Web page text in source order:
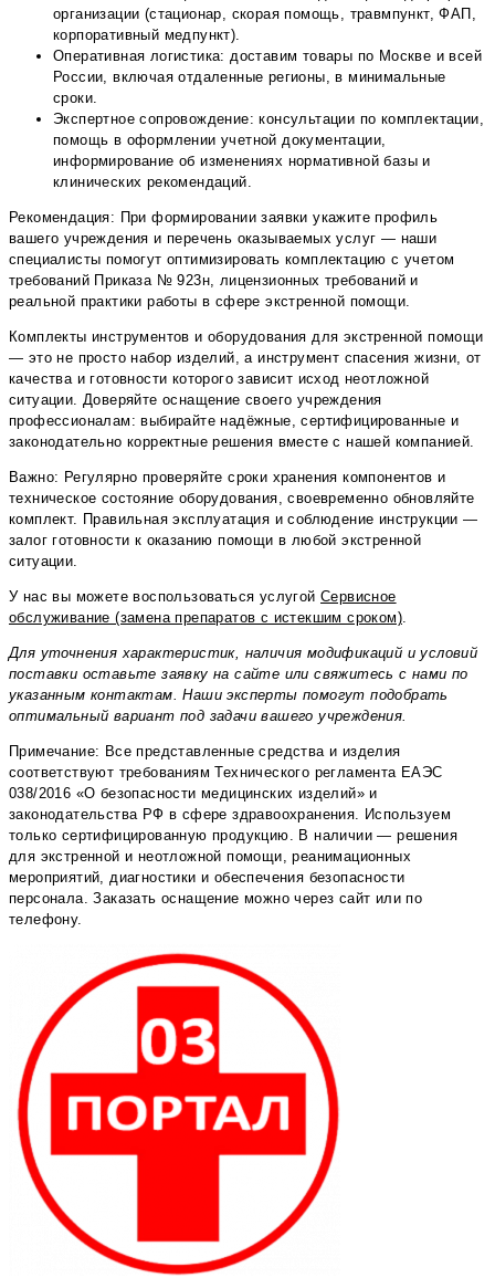
организации (стационар, скорая помощь, травмпункт, ФАП,
корпоративный медпункт).
Оперативная логистика: доставим товары по Москве и всей
России, включая отдаленные регионы, в минимальные
сроки.
Экспертное сопровождение: консультации по комплектации,
помощь в оформлении учетной документации,
информирование об изменениях нормативной базы и
клинических рекомендаций.
Рекомендация: При формировании заявки укажите профиль
вашего учреждения и перечень оказываемых услуг — наши
специалисты помогут оптимизировать комплектацию с учетом
требований Приказа № 923н, лицензионных требований и
реальной практики работы в сфере экстренной помощи.
Комплекты инструментов и оборудования для экстренной помощи
— это не просто набор изделий, а инструмент спасения жизни, от
качества и готовности которого зависит исход неотложной
ситуации. Доверяйте оснащение своего учреждения
профессионалам: выбирайте надёжные, сертифицированные и
законодательно корректные решения вместе с нашей компанией.
Важно: Регулярно проверяйте сроки хранения компонентов и
техническое состояние оборудования, своевременно обновляйте
комплект. Правильная эксплуатация и соблюдение инструкции —
залог готовности к оказанию помощи в любой экстренной
ситуации.
У нас вы можете воспользоваться услугой Сервисное
обслуживание (замена препаратов с истекшим сроком).
Для уточнения характеристик, наличия модификаций и условий
поставки оставьте заявку на сайте или свяжитесь с нами по
указанным контактам. Наши эксперты помогут подобрать
оптимальный вариант под задачи вашего учреждения.
Примечание: Все представленные средства и изделия
соответствуют требованиям Технического регламента ЕАЭС
038/2016 «О безопасности медицинских изделий» и
законодательства РФ в сфере здравоохранения. Используем
только сертифицированную продукцию. В наличии — решения
для экстренной и неотложной помощи, реанимационных
мероприятий, диагностики и обеспечения безопасности
персонала. Заказать оснащение можно через сайт или по
телефону.